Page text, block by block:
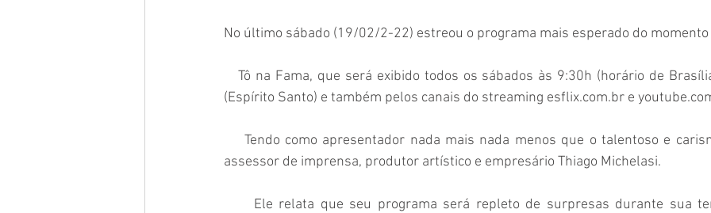
No último sábado (19/02/2-22) estreou o programa mais esperado do
(Espírito Santo) e também pelos canais do streaming esflix.com.br e
assessor de imprensa, produtor artístico e empresário Thiago Michelasi.